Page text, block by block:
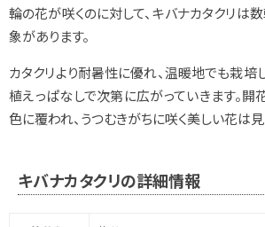
輪の花が咲くのに対して、キバナカタクリは
象があります。
カタクリより耐暑性に優れ、温暖地でも栽培
植えっぱなしで次第に広がっていきます。
色に覆われ、うつむきがちに咲く美しい花は見
キバナカタクリの詳細情報